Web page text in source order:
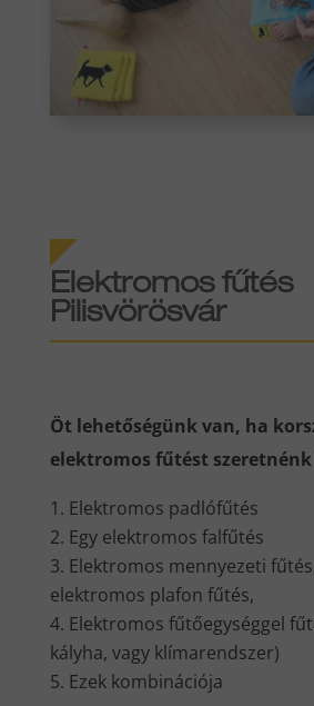
Elektromos fűtés
Pilisvörösvár
Öt lehetőségünk van, ha
elektromos fűtést
Elektromos padlófűtés
Egy elektromos falfűtés
Elektromos mennyezeti
elektromos plafon fűtés,
Elektromos fűtőegységgel
kályha, vagy klímarendszer)
Ezek kombinációja